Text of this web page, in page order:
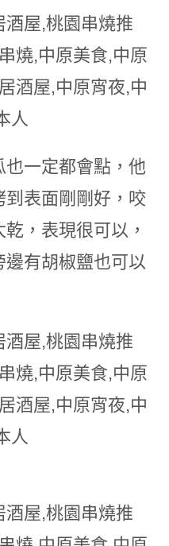
一定都會點，他
表面剛剛好，咬
，表現很可以，
有胡椒鹽也可以